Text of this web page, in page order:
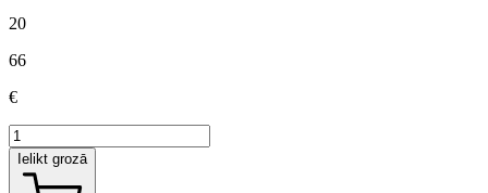
20
66
€
Ielikt grozā